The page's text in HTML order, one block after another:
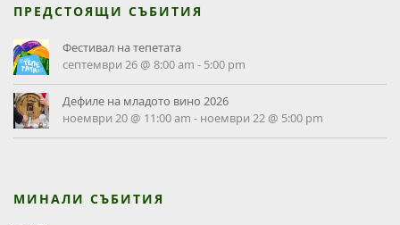
ПРЕДСТОЯЩИ СЪБИТИЯ
Фестивал на тепетата
септември 26 @ 8:00 am - 5:00 pm
Дефиле на младото вино 2026
ноември 20 @ 11:00 am - ноември 22 @ 5:00 pm
МИНАЛИ СЪБИТИЯ